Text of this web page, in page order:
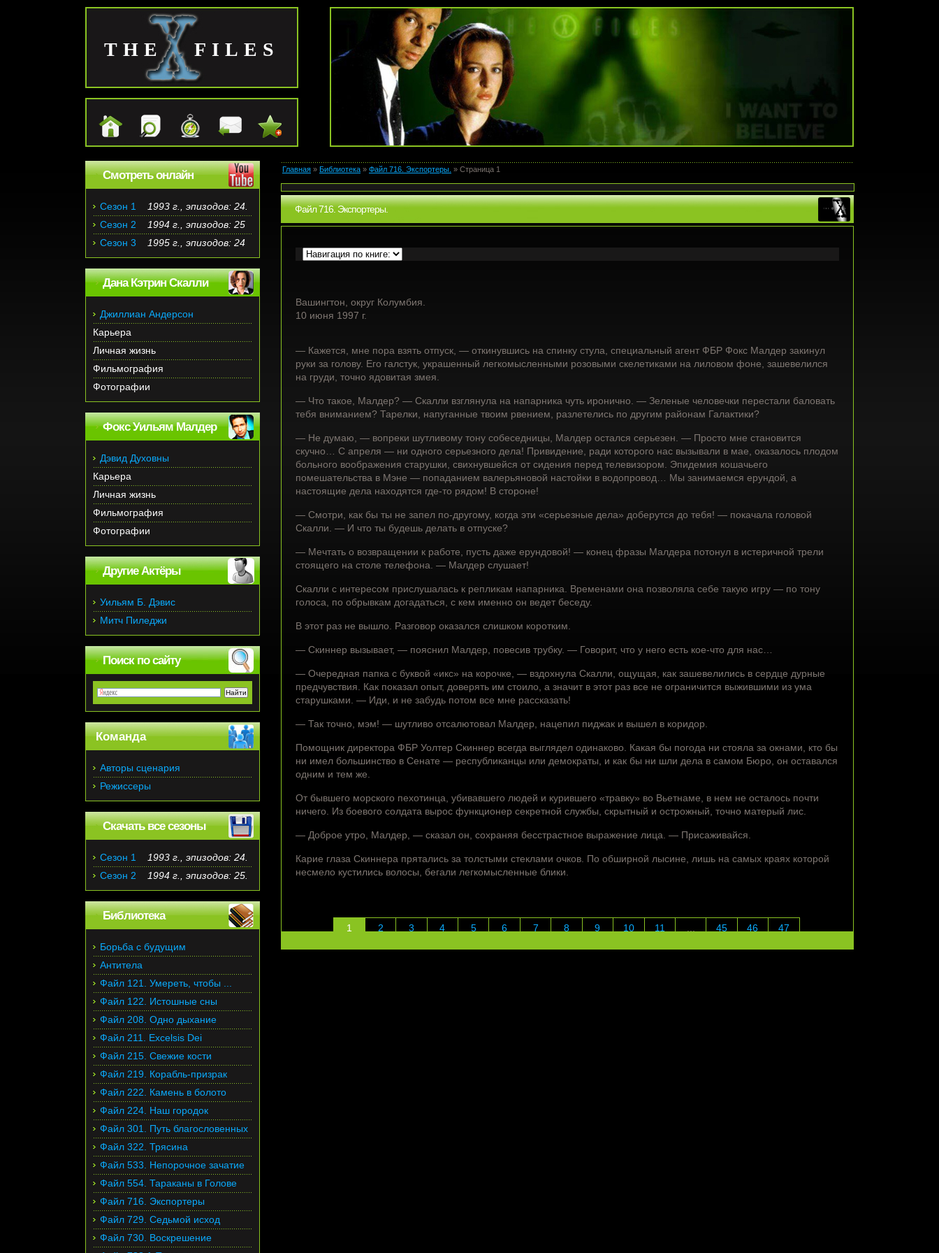
THE FILES
Главная » Библиотека » Файл 716. Экспортеры. » Страница 1
Файл 716. Экспортеры.
Вашингтон, округ Колумбия.
10 июня 1997 г.
— Кажется, мне пора взять отпуск, — откинувшись на спинку стула, специальный агент ФБР Фокс Малдер закинул
руки за голову. Его галстук, украшенный легкомысленными розовыми скелетиками на лиловом фоне, зашевелился
на груди, точно ядовитая змея.
— Что такое, Малдер? — Скалли взглянула на напарника чуть иронично. — Зеленые человечки перестали баловать
тебя вниманием? Тарелки, напуганные твоим рвением, разлетелись по другим районам Галактики?
— Не думаю, — вопреки шутливому тону собеседницы, Малдер остался серьезен. — Просто мне становится
скучно… С апреля — ни одного серьезного дела! Привидение, ради которого нас вызывали в мае, оказалось плодом
больного воображения старушки, свихнувшейся от сидения перед телевизором. Эпидемия кошачьего
помешательства в Мэне — попаданием валерьяновой настойки в водопровод… Мы занимаемся ерундой, а
настоящие дела находятся где-то рядом! В стороне!
— Смотри, как бы ты не запел по-другому, когда эти «серьезные дела» доберутся до тебя! — покачала головой
Скалли. — И что ты будешь делать в отпуске?
— Мечтать о возвращении к работе, пусть даже ерундовой! — конец фразы Малдера потонул в истеричной трели
стоящего на столе телефона. — Малдер слушает!
Скалли с интересом прислушалась к репликам напарника. Временами она позволяла себе такую игру — по тону
голоса, по обрывкам догадаться, с кем именно он ведет беседу.
В этот раз не вышло. Разговор оказался слишком коротким.
— Скиннер вызывает, — пояснил Малдер, повесив трубку. — Говорит, что у него есть кое-что для нас…
— Очередная папка с буквой «икс» на корочке, — вздохнула Скалли, ощущая, как зашевелились в сердце дурные
предчувствия. Как показал опыт, доверять им стоило, а значит в этот раз все не ограничится выжившими из ума
старушками. — Иди, и не забудь потом все мне рассказать!
— Так точно, мэм! — шутливо отсалютовал Малдер, нацепил пиджак и вышел в коридор.
Помощник директора ФБР Уолтер Скиннер всегда выглядел одинаково. Какая бы погода ни стояла за окнами, кто бы
ни имел большинство в Сенате — республиканцы или демократы, и как бы ни шли дела в самом Бюро, он оставался
одним и тем же.
От бывшего морского пехотинца, убивавшего людей и курившего «травку» во Вьетнаме, в нем не осталось почти
ничего. Из боевого солдата вырос функционер секретной службы, скрытный и острожный, точно матерый лис.
— Доброе утро, Малдер, — сказал он, сохраняя бесстрастное выражение лица. — Присаживайся.
Карие глаза Скиннера прятались за толстыми стеклами очков. По обширной лысине, лишь на самых краях которой
несмело кустились волосы, бегали легкомысленные блики.
1 2 3 4 5 6 7 8 9 10 11 45 46 47
Смотреть онлайн
Сезон 1
1993 г., эпизодов: 24.
Сезон 2
1994 г., эпизодов: 25
Сезон 3
1995 г., эпизодов: 24
Дана Кэтрин Скалли
Джиллиан Андерсон
Карьера
Личная жизнь
Фильмография
Фотографии
Фокс Уильям Малдер
Дэвид Духовны
Карьера
Личная жизнь
Фильмография
Фотографии
Другие Актёры
Уильям Б. Дэвис
Митч Пиледжи
Поиск по сайту
Команда
Авторы сценария
Режиссеры
Скачать все сезоны
Сезон 1
1993 г., эпизодов: 24.
Сезон 2
1994 г., эпизодов: 25.
Библиотека
Борьба с будущим
Антитела
Файл 121. Умереть, чтобы ...
Файл 122. Истошные сны
Файл 208. Одно дыхание
Файл 211. Excelsis Dei
Файл 215. Свежие кости
Файл 219. Корабль-призрак
Файл 222. Камень в болото
Файл 224. Наш городок
Файл 301. Путь благословенных
Файл 322. Трясина
Файл 533. Непорочное зачатие
Файл 554. Тараканы в Голове
Файл 716. Экспортеры
Файл 729. Седьмой исход
Файл 730. Воскрешение